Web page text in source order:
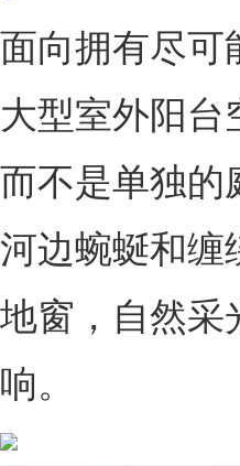
面向拥有尽可
大型室外阳台
而不是单独的
河边蜿蜒和缠
地窗，自然采
响。